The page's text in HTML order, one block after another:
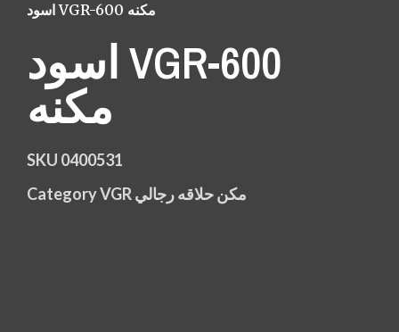
اسود VGR-600 مكنه
اسود VGR-600
مكنه
SKU 0400531
Category
VGR مكن حلاقه رجالي